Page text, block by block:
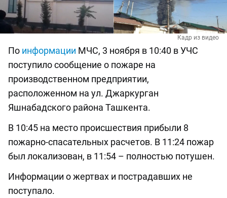
Кадр из видео
По информации МЧС, 3 ноября в 10:40 в УЧС
поступило сообщение о пожаре на
производственном предприятии,
расположенном на ул. Джаркурган
Яшнабадского района Ташкента.
В 10:45 на место происшествия прибыли 8
пожарно-спасательных расчетов. В 11:24 пожар
был локализован, в 11:54 – полностью потушен.
Информации о жертвах и пострадавших не
поступало.